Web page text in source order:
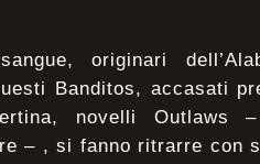
originari
Banditos, accasati
novelli Outlaws
– , si fanno ritrarre con